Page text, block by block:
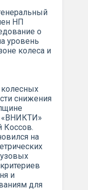
НП
о
уровень
колеса и
снижения
«ВНИКТИ»
Коссов.
на
и
для